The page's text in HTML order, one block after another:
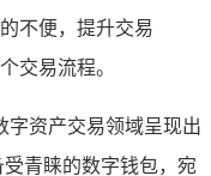
不便，提升交易
交易流程。
字资产交易领域呈现出
受青睐的数字钱包，宛